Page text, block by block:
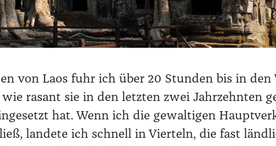
von Laos fuhr ich über 20 Stun­den bis in
rasant sie in den letz­ten zwei Jahr­zehn­ten
hat. Wenn ich die gewal­ti­gen
lan­de­te ich schnell in Vier­teln, die fast